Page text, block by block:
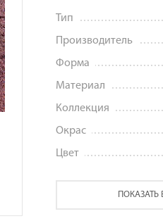
Тип
Производитель
Форма
Материал
Коллекция
Окрас
Цвет
ПОКАЗАТЬ